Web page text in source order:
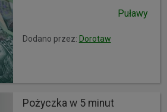
Puławy
Dodano przez: Dorotaw
Pożyczka w 5 minut